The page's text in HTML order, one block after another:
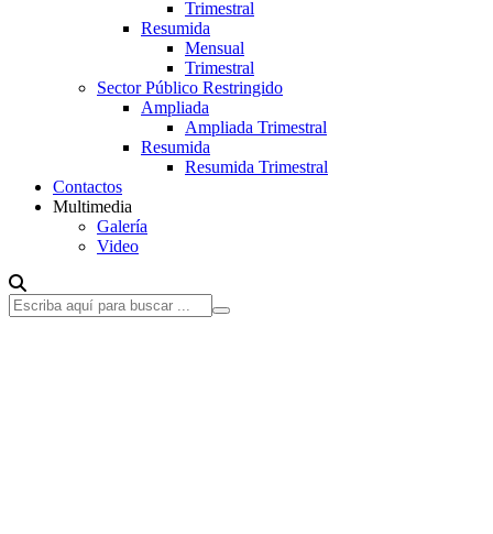
Trimestral
Resumida
Mensual
Trimestral
Sector Público Restringido
Ampliada
Ampliada Trimestral
Resumida
Resumida Trimestral
Contactos
Multimedia
Galería
Video